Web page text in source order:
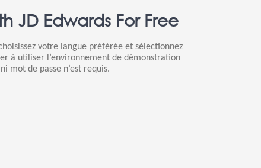
JD Edwards For Free
votre langue préférée et sélectionnez
à utiliser l’environnement de démonstration
mot de passe n’est requis.